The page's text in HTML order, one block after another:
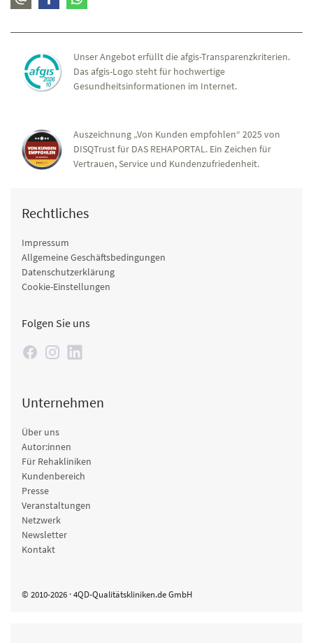
Unser Angebot erfüllt die afgis-Transparenzkriterien.
Das afgis-Logo steht für hochwertige
Gesundheitsinformationen im Internet.
Auszeichnung „Von Kunden empfohlen“ 2025 von
DISQTrust für DAS REHAPORTAL. Ein Zeichen für
Vertrauen, Service und Kundenzufriedenheit.
Rechtliches
Impressum
Allgemeine Geschäftsbedingungen
Datenschutzerklärung
Cookie-Einstellungen
Folgen Sie uns
Unternehmen
Über uns
Autor:innen
Für Rehakliniken
Kundenbereich
Presse
Veranstaltungen
Netzwerk
Newsletter
Kontakt
© 2010-2026 · 4QD-Qualitätskliniken.de GmbH